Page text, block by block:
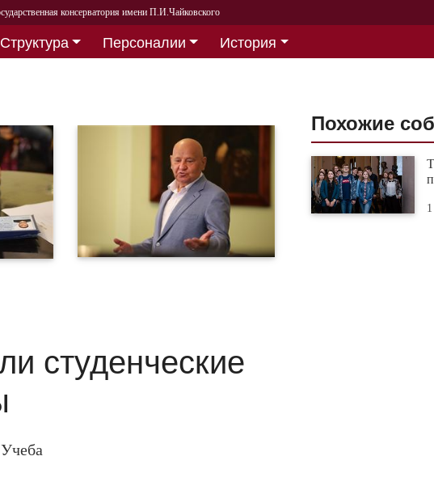
консерватория имени П.И.Чайковского
Структура Персоналии
История
студенческие
Учеба
Похожие